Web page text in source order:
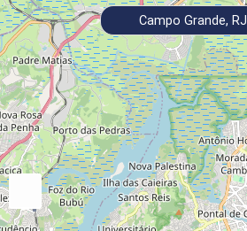
Campo Grande, RJ